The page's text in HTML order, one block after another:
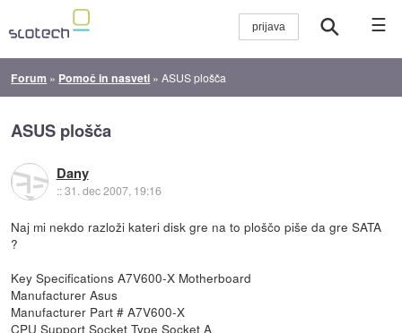
☰
Forum » Pomoč in nasveti »ASUS plošča
ASUS plošča
Dany
::31. dec 2007, 19:16
Naj mi nekdo razloži kateri disk gre na to ploščo piše da gre SATA
?
Key Specifications A7V600-X Motherboard
Manufacturer Asus
Manufacturer Part # A7V600-X
CPU Support Socket Type Socket A